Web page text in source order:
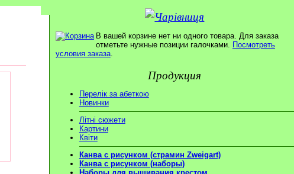
В вашей корзине нет ни одного товара. Для заказа
отметьте нужные позиции галочками. Посмотреть
условия заказа.
Продукция
Перелік за абеткою
Новинки
Літні сюжети
Картини
Квіти
Канва с рисунком (страмин Zweigart)
Канва с рисунком (наборы)